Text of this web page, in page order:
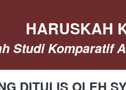
HARUSKAH
Studi Komparatif